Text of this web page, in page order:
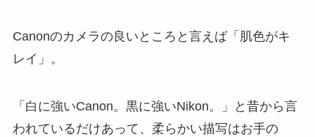
Canonのカメラの良いところと言えば「肌色がキ
レイ」。
「白に強いCanon。黒に強いNikon。」と昔から言
われているだけあって、柔らかい描写はお手の